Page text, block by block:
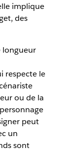
implique
des
longueur
respecte le
ou de la
peut
un
sont